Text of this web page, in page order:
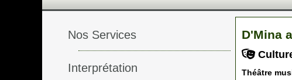
Nos Services
Interprétation
D'Mina
Théâtre